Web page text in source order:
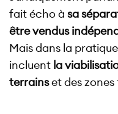
fait écho àsa
être vendus
Mais dans la
incluent la
terrainset des